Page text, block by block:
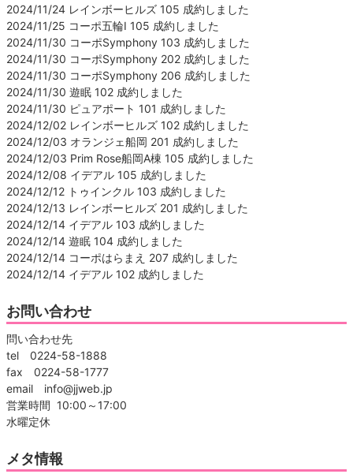
2024/11/24 レインボーヒルズ 105 成約しました
2024/11/25 コーポ五輪Ⅰ 105 成約しました
2024/11/30 コーポSymphony 103 成約しました
2024/11/30 コーポSymphony 202 成約しました
2024/11/30 コーポSymphony 206 成約しました
2024/11/30 遊眠 102 成約しました
2024/11/30 ピュアポート 101 成約しました
2024/12/02 レインボーヒルズ 102 成約しました
2024/12/03 オランジェ船岡 201 成約しました
2024/12/03 Prim Rose船岡A棟 105 成約しました
2024/12/08 イデアル 105 成約しました
2024/12/12 トゥインクル 103 成約しました
2024/12/13 レインボーヒルズ 201 成約しました
2024/12/14 イデアル 103 成約しました
2024/12/14 遊眠 104 成約しました
2024/12/14 コーポはらまえ 207 成約しました
2024/12/14 イデアル 102 成約しました
お問い合わせ
問い合わせ先
tel 0224-58-1888
fax 0224-58-1777
email info@jjweb.jp
営業時間 10:00～17:00
水曜定休
メタ情報